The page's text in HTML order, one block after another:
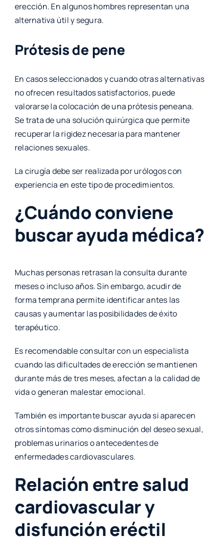
erección. En algunos hombres representan una
alternativa útil y segura.
Prótesis de pene
En casos seleccionados y cuando otras alternativas
no ofrecen resultados satisfactorios, puede
valorarse la colocación de una prótesis peneana.
Se trata de una solución quirúrgica que permite
recuperar la rigidez necesaria para mantener
relaciones sexuales.
La cirugía debe ser realizada por urólogos con
experiencia en este tipo de procedimientos.
¿Cuándo conviene
buscar ayuda médica?
Muchas personas retrasan la consulta durante
meses o incluso años. Sin embargo, acudir de
forma temprana permite identificar antes las
causas y aumentar las posibilidades de éxito
terapéutico.
Es recomendable consultar con un especialista
cuando las dificultades de erección se mantienen
durante más de tres meses, afectan a la calidad de
vida o generan malestar emocional.
También es importante buscar ayuda si aparecen
otros síntomas como disminución del deseo sexual,
problemas urinarios o antecedentes de
enfermedades cardiovasculares.
Relación entre salud
cardiovascular y
disfunción eréctil